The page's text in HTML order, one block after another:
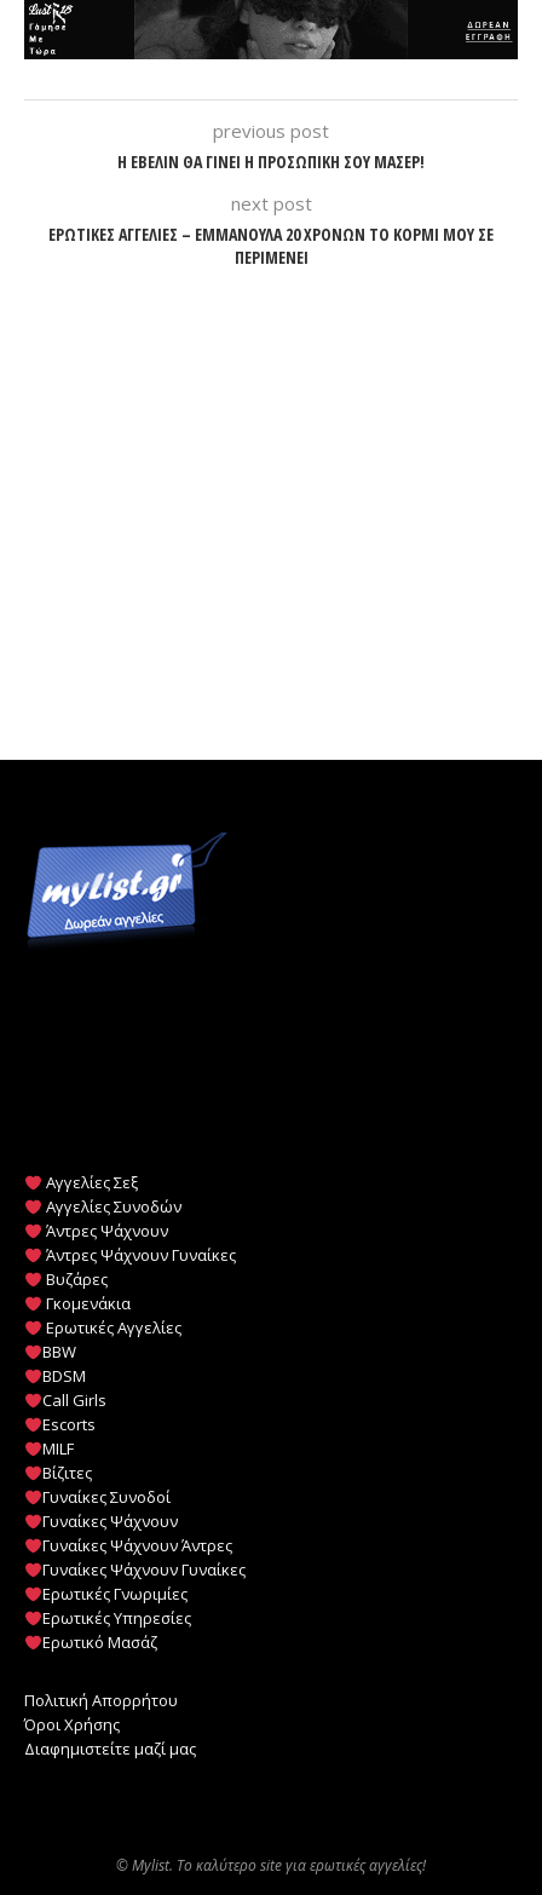
previous post
Η ΕΒΕΛΙΝ ΘΑ ΓΙΝΕΙ Η ΠΡΟΣΩΠΙΚΗ ΣΟΥ ΜΑΣΕΡ!
next post
ΕΡΩΤΙΚΕΣ ΑΓΓΕΛΙΕΣ – ΕΜΜΑΝΟΥΛΑ 20 ΧΡΟΝΩΝ ΤΟ ΚΟΡΜΙ ΜΟΥ ΣΕ
ΠΕΡΙΜΕΝΕΙ
Αγγελίες Σεξ
Αγγελίες Συνοδών
Άντρες Ψάχνουν
Άντρες Ψάχνουν Γυναίκες
Βυζάρες
Γκομενάκια
Ερωτικές Αγγελίες
BBW
BDSM
Call Girls
Escorts
MILF
️Βίζιτες
Γυναίκες Συνοδοί
Γυναίκες Ψάχνουν
Γυναίκες Ψάχνουν Άντρες
Γυναίκες Ψάχνουν Γυναίκες
Ερωτικές Γνωριμίες
Ερωτικές Υπηρεσίες
Ερωτικό Μασάζ
Πολιτική Απορρήτου
Όροι Χρήσης
Διαφημιστείτε μαζί μας
© Mylist. Το καλύτερο site για ερωτικές αγγελίες!